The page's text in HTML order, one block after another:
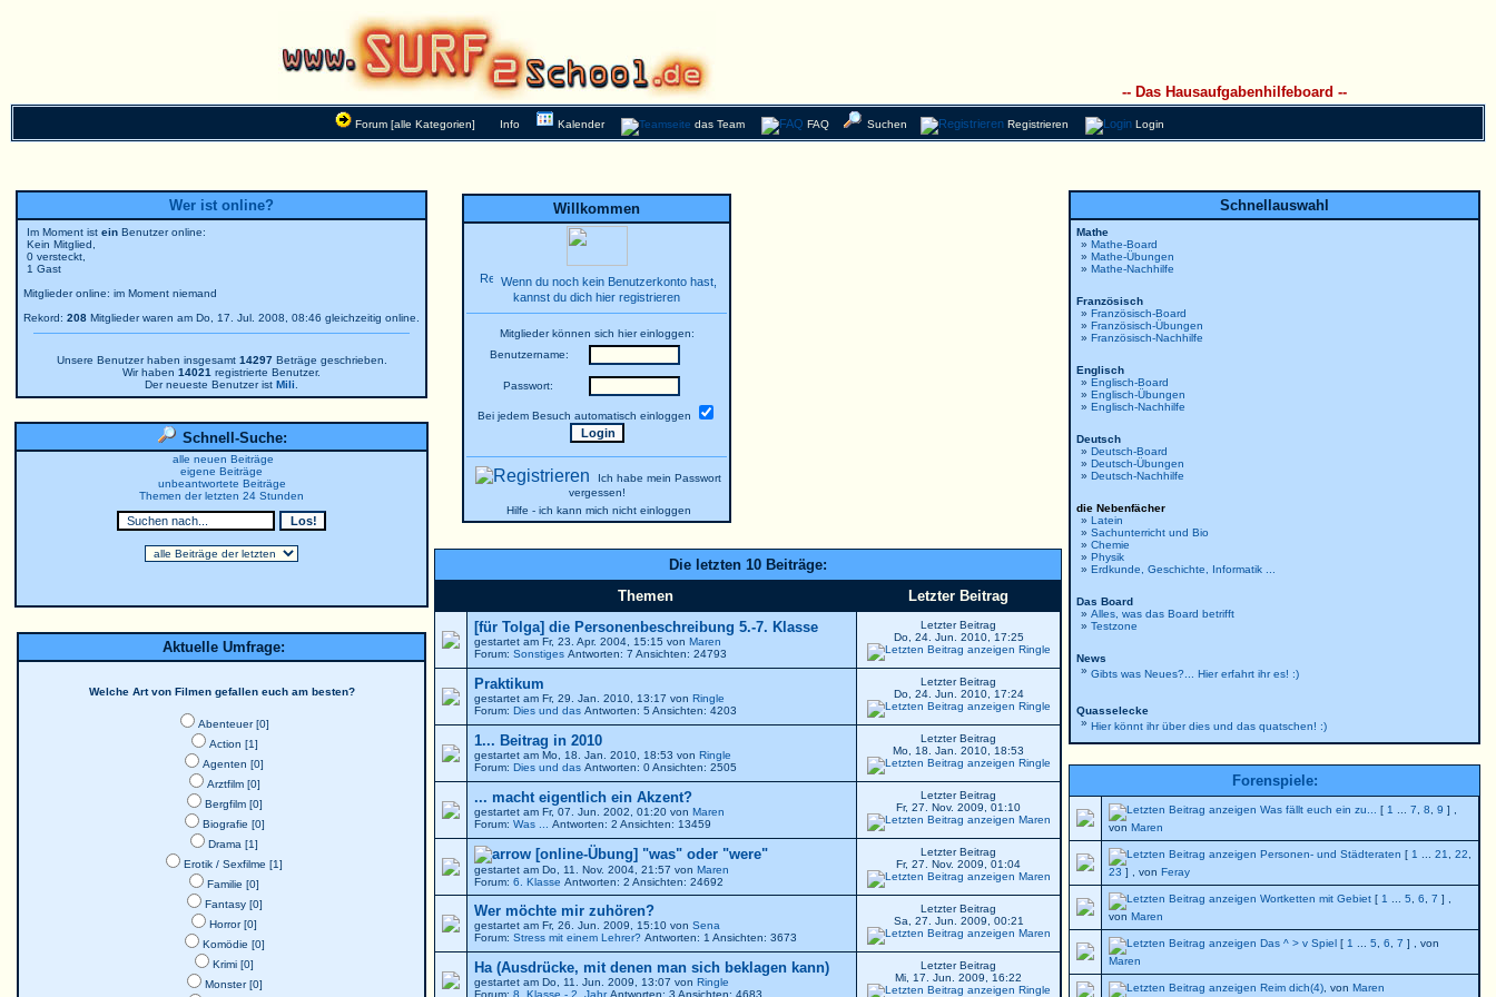
-- Das Hausaufgabenhilfeboard --
Forum [alle Kategorien] Info Kalender das Team FAQ Suchen Registrieren Login
Wer ist online?
Im Moment ist ein Benutzer online:
Kein Mitglied,
0 versteckt,
1 Gast
Mitglieder online: im Moment niemand
Rekord: 208 Mitglieder waren am Do, 17. Jul. 2008, 08:46 gleichzeitig online.
Unsere Benutzer haben insgesamt 14297Beträge geschrieben.
Wir haben 14021 registrierte Benutzer.
Der neueste Benutzer ist Mili
Schnell-Suche:
alle neuen Beiträge
eigene Beiträge
unbeantwortete Beiträge
Themen der letzten 24 Stunden
Aktuelle Umfrage:
Welche Art von Filmen gefallen euch am besten?
Abenteuer [0]
Action [1]
Agenten [0]
Arztfilm [0]
Bergfilm [0]
Biografie [0]
Drama [1]
Erotik / Sexfilme [1]
Familie [0]
Fantasy [0]
Horror [0]
Komödie [0]
Krimi [0]
Monster [0]
Willkommen
Wenn du noch kein Benutzerkonto hast,
kannst du dich hier registrieren
Mitglieder können sich hier einloggen:
Benutzername:
Passwort:
Bei jedem Besuch automatisch einloggen
Ich habe mein Passwort
vergessen!
Hilfe - ich kann mich nicht einloggen
Die letzten 10 Beiträge:
Themen
Letzter Beitrag
[für Tolga] die Personenbeschreibung 5.-7. Klasse
gestartet am Fr, 23. Apr. 2004, 15:15 von Maren
Forum: Sonstiges Antworten: 7 Ansichten: 24793
Letzter Beitrag
Do, 24. Jun. 2010, 17:25
Ringle
Praktikum
gestartet am Fr, 29. Jan. 2010, 13:17 von Ringle
Forum: Dies und das Antworten: 5 Ansichten: 4203
Letzter Beitrag
Do, 24. Jun. 2010, 17:24
Ringle
1... Beitrag in 2010
gestartet am Mo, 18. Jan. 2010, 18:53 von Ringle
Forum: Dies und das Antworten: 0 Ansichten: 2505
Letzter Beitrag
Mo, 18. Jan. 2010, 18:53
Ringle
... macht eigentlich ein Akzent?
gestartet am Fr, 07. Jun. 2002, 01:20 von Maren
Forum: Was ... Antworten: 2 Ansichten: 13459
Letzter Beitrag
Fr, 27. Nov. 2009, 01:10
Maren
[online-Übung] "was" oder "were"
gestartet am Do, 11. Nov. 2004, 21:57 von Maren
Forum: 6. Klasse Antworten: 2 Ansichten: 24692
Letzter Beitrag
Fr, 27. Nov. 2009, 01:04
Maren
Wer möchte mir zuhören?
gestartet am Fr, 26. Jun. 2009, 15:10 von Sena
Forum: Stress mit einem Lehrer? Antworten: 1 Ansichten: 3673
Letzter Beitrag
Sa, 27. Jun. 2009, 00:21
Maren
Ha (Ausdrücke, mit denen man sich beklagen kann)
gestartet am Do, 11. Jun. 2009, 13:07 von Ringle
Forum: 8. Klasse - 2. JahrAntworten: 3 Ansichten: 4683
Letzter Beitrag
Mi, 17. Jun. 2009, 16:22
Ringle
Schnellauswahl
Mathe
»
»
»
Mathe-Board
Mathe-Übungen
Mathe-Nachhilfe
Französisch
»
»
»
Französisch-Board
Französisch-Übungen
Französisch-Nachhilfe
Englisch
»
»
»
Englisch-Board
Englisch-Übungen
Englisch-Nachhilfe
Deutsch
»
»
»
Deutsch-Board
Deutsch-Übungen
Deutsch-Nachhilfe
die Nebenfächer
»
»
»
»
»
Latein
Sachunterricht und Bio
Chemie
Physik
Erdkunde, Geschichte, Informatik ...
Das Board
»
»
Alles, was das Board betrifft
Testzone
News
» Gibts was Neues?... Hier erfahrt ihr es! :)
Quasselecke
» Hier könnt ihr über dies und das quatschen! :)
Forenspiele:
Was fällt euch ein zu... [ 1 7 8 9 ] ,
von Maren
Personen- und Städteraten [ 1 21 22
23 ] , von Feray
Wortketten mit Gebiet [ 1 5 6 7 ] ,
von Maren
Das ^ > v Spiel [ 1 5 6 7 ] , von
Maren
Reim dich(4) , von Maren